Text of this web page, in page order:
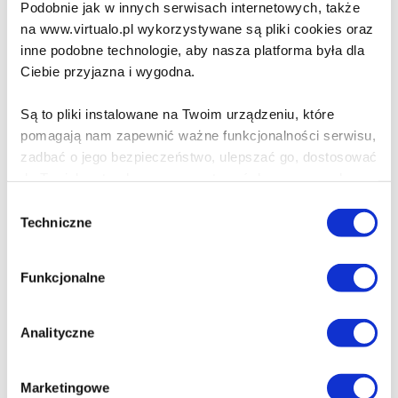
Podobnie jak w innych serwisach internetowych, także
na www.virtualo.pl wykorzystywane są pliki cookies oraz
inne podobne technologie, aby nasza platforma była dla
Ciebie przyjazna i wygodna.
Są to pliki instalowane na Twoim urządzeniu, które
pomagają nam zapewnić ważne funkcjonalności serwisu,
zadbać o jego bezpieczeństwo, ulepszać go, dostosować
Poza plikami, które są nam niezbędne do prawidłowego
i bezpiecznego działania serwisu - są także takie, które
wymagają Twojej zgody.
Każda udzielona zgoda poprawi Twoje doświadczenia
Zgoda na pliki cookies jest dobrowolna i można ją
zgody
Techniczne
Funkcjonalne
Analityczne
Marketingowe
Zanim wystygnie kawa
Toshikazu Kawaguchi
Cena virtualo:26.43 zł
39.90 zł
Do koszyka Na prezent
Na prezent